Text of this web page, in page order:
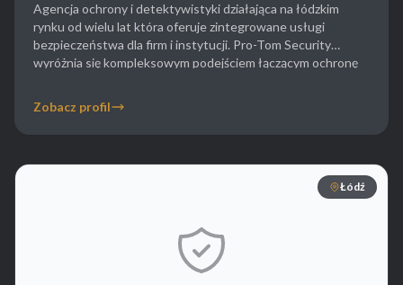
Agencja ochrony i detektywistyki działająca na łódzkim
rynku od wielu lat która oferuje zintegrowane usługi
bezpieczeństwa dla firm i instytucji. Pro-Tom Security
wyróżnia się kompleksowym podejściem łączącym ochronę
oraz ochrona własności intelektualnej przedsiębiorstw.
Detektywi tej agencji zajmują się również sprawami
Zobacz profil
Łódź